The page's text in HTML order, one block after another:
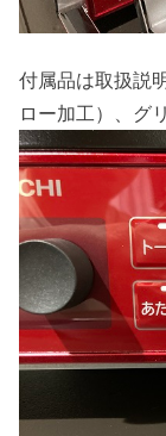
付属品は取扱説
ロー加工）、グ